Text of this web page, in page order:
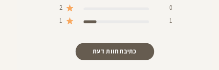
2 0
1 1
כתיבת חוות דעת